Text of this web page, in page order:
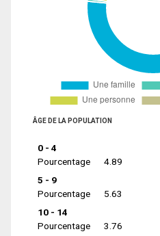
ÂGE DE LA POPULATION
0 - 4
Pourcentage
4.89
5 - 9
Pourcentage
5.63
10 - 14
Pourcentage
3.76